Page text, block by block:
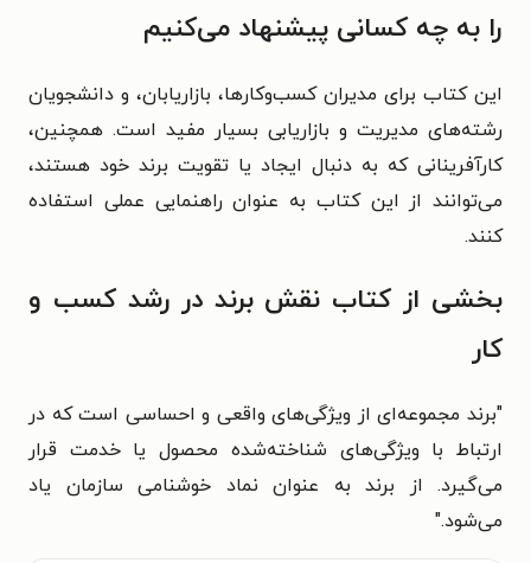
را به چه کسانی پیشنهاد می‌کنیم
این کتاب برای مدیران کسب‌وکارها، بازاریابان، و دانشجویان
رشته‌های مدیریت و بازاریابی بسیار مفید است. همچنین،
کارآفرینانی که به دنبال ایجاد یا تقویت برند خود هستند،
می‌توانند از این کتاب به عنوان راهنمایی عملی استفاده
کنند.
بخشی از کتاب نقش برند در رشد کسب و
کار
"برند مجموعه‌ای از ویژگی‌های واقعی و احساسی است که در
ارتباط با ویژگی‌های شناخته‌شده محصول یا خدمت قرار
می‌گیرد. از برند به عنوان نماد خوشنامی سازمان یاد
می‌شود."